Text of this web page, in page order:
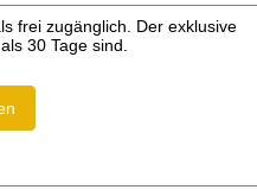
frei zugänglich. Der exklusive
30 Tage sind.